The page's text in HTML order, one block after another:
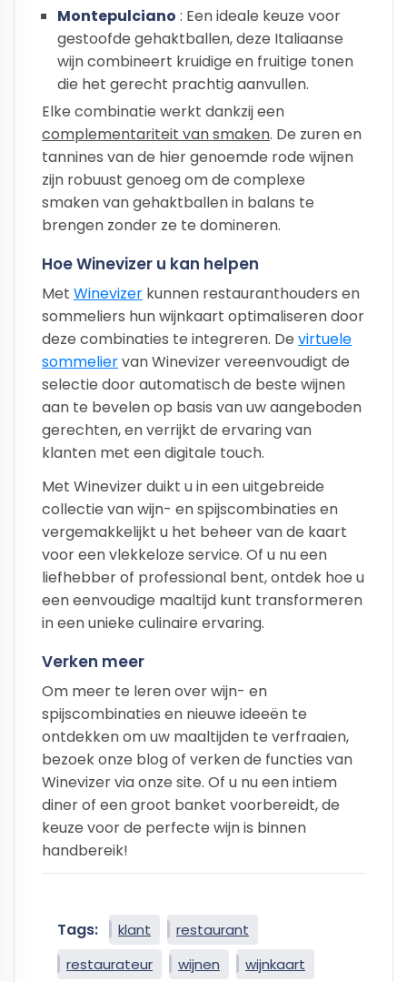
Montepulciano : Een ideale keuze voor
gestoofde gehaktballen, deze Italiaanse
wijn combineert kruidige en fruitige tonen
die het gerecht prachtig aanvullen.
Elke combinatie werkt dankzij een
complementariteit van smaken. De zuren en
tannines van de hier genoemde rode wijnen
zijn robuust genoeg om de complexe
smaken van gehaktballen in balans te
brengen zonder ze te domineren.
Hoe Winevizer u kan helpen
Met Winevizer kunnen restauranthouders en
sommeliers hun wijnkaart optimaliseren door
deze combinaties te integreren. De virtuele
sommeliervan Winevizer vereenvoudigt de
selectie door automatisch de beste wijnen
aan te bevelen op basis van uw aangeboden
gerechten, en verrijkt de ervaring van
klanten met een digitale touch.
Met Winevizer duikt u in een uitgebreide
collectie van wijn- en spijscombinaties en
vergemakkelijkt u het beheer van de kaart
voor een vlekkeloze service. Of u nu een
liefhebber of professional bent, ontdek hoe u
een eenvoudige maaltijd kunt transformeren
in een unieke culinaire ervaring.
Verken meer
Om meer te leren over wijn- en
spijscombinaties en nieuwe ideeën te
ontdekken om uw maaltijden te verfraaien,
bezoek onze blog of verken de functies van
Winevizer via onze site. Of u nu een intiem
diner of een groot banket voorbereidt, de
keuze voor de perfecte wijn is binnen
handbereik!
Tags: klant
restaurant
restaurateur
wijnen wijnkaart